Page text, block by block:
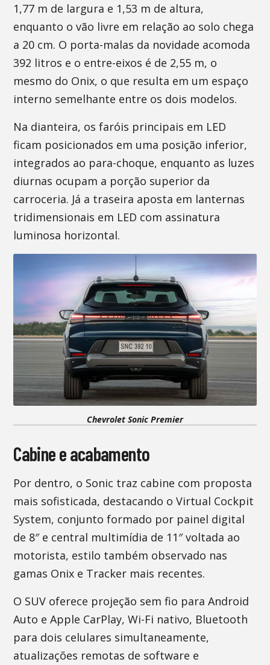
1,77 m de largura e 1,53 m de altura,
enquanto o vão livre em relação ao solo chega
a 20 cm. O porta-malas da novidade acomoda
392 litros e o entre-eixos é de 2,55 m, o
mesmo do Onix, o que resulta em um espaço
interno semelhante entre os dois modelos.
Na dianteira, os faróis principais em LED
ficam posicionados em uma posição inferior,
integrados ao para-choque, enquanto as luzes
diurnas ocupam a porção superior da
carroceria. Já a traseira aposta em lanternas
tridimensionais em LED com assinatura
luminosa horizontal.
Chevrolet Sonic Premier
Cabine e acabamento
Por dentro, o Sonic traz cabine com proposta
mais sofisticada, destacando o Virtual Cockpit
System, conjunto formado por painel digital
de 8″ e central multimídia de 11″ voltada ao
motorista, estilo também observado nas
gamas Onix e Tracker mais recentes.
O SUV oferece projeção sem fio para Android
Auto e Apple CarPlay, Wi-Fi nativo, Bluetooth
para dois celulares simultaneamente,
atualizações remotas de software e